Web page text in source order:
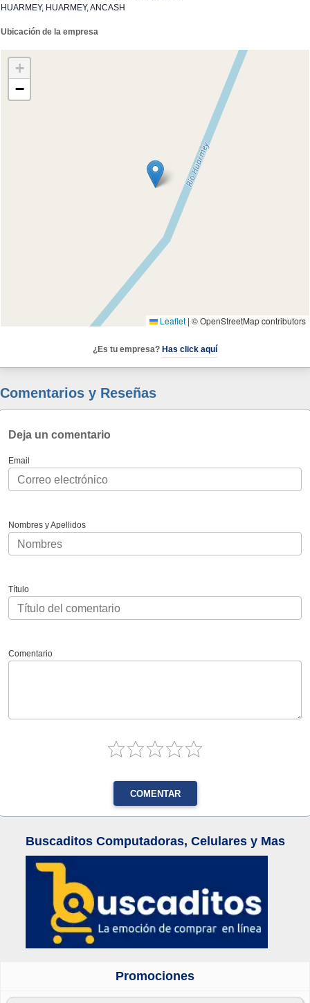
HUARMEY, HUARMEY, ANCASH
Ubicación de la empresa
+
−
Leaflet | © OpenStreetMap contributors
¿Es tu empresa? Has click aquí
Comentarios y Reseñas
Deja un comentario
Email
Nombres y Apellidos
Título
Comentario
COMENTAR
Buscaditos Computadoras, Celulares y Mas
Promociones